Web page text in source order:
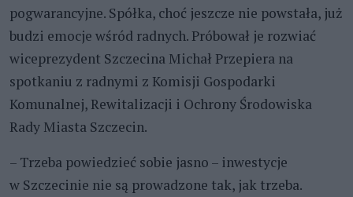
pogwarancyjne. Spółka, choć jeszcze nie powstała, już
budzi emocje wśród radnych. Próbował je rozwiać
wiceprezydent Szczecina Michał Przepiera na
spotkaniu z radnymi z Komisji Gospodarki
Komunalnej, Rewitalizacji i Ochrony Środowiska
Rady Miasta Szczecin.
– Trzeba powiedzieć sobie jasno – inwestycje
w Szczecinie nie są prowadzone tak, jak trzeba.